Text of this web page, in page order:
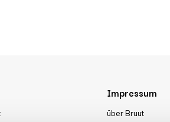
Impressum
über Bruut